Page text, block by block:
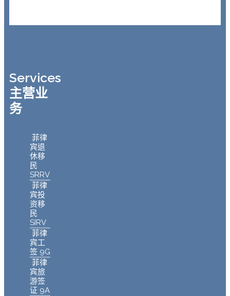
Services
主营业
务
菲律
宾退
休移
民
SRRV
菲律
宾投
资移
民
SIRV
菲律
宾工
签 9G
菲律
宾旅
游签
证 9A